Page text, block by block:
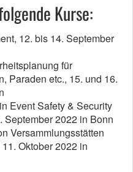
Kurse:
12. bis 14. September
für
Paraden etc., 15. und 16.
Event Safety & Security
September 2022 in Bonn
Versammlungsstätten
Oktober 2022 in